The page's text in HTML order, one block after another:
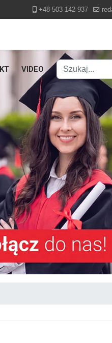
+48 503 142 937
VIDEO
Szukaj
Type 2 or